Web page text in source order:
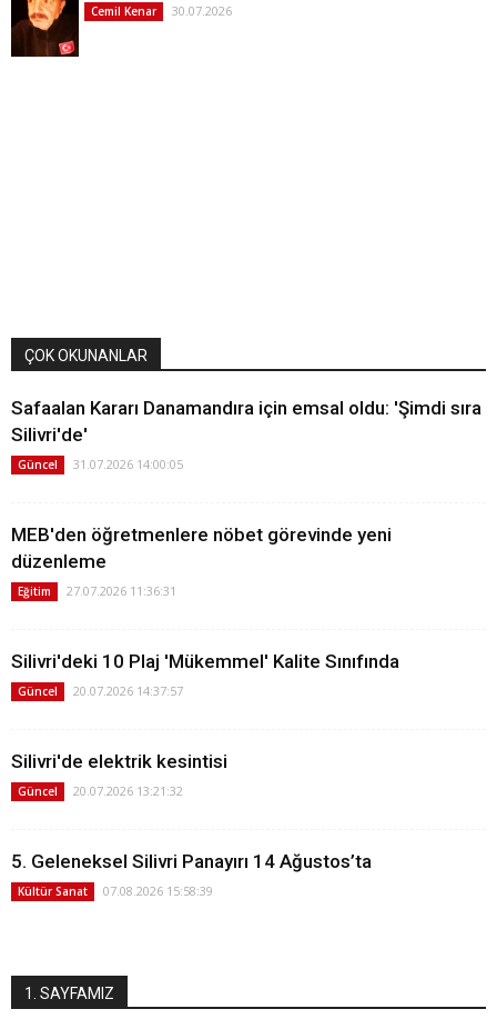
Cemil Kenar 30.07.2026
ÇOK OKUNANLAR
Safaalan Kararı Danamandıra için emsal oldu: 'Şimdi sıra
Silivri'de'
Güncel 31.07.2026 14:00:05
MEB'den öğretmenlere nöbet görevinde yeni
düzenleme
Eğitim 27.07.2026 11:36:31
Silivri'deki 10 Plaj 'Mükemmel' Kalite Sınıfında
Güncel 20.07.2026 14:37:57
Silivri'de elektrik kesintisi
Güncel 20.07.2026 13:21:32
5. Geleneksel Silivri Panayırı 14 Ağustos’ta
Kültür Sanat 07.08.2026 15:58:39
1. SAYFAMIZ